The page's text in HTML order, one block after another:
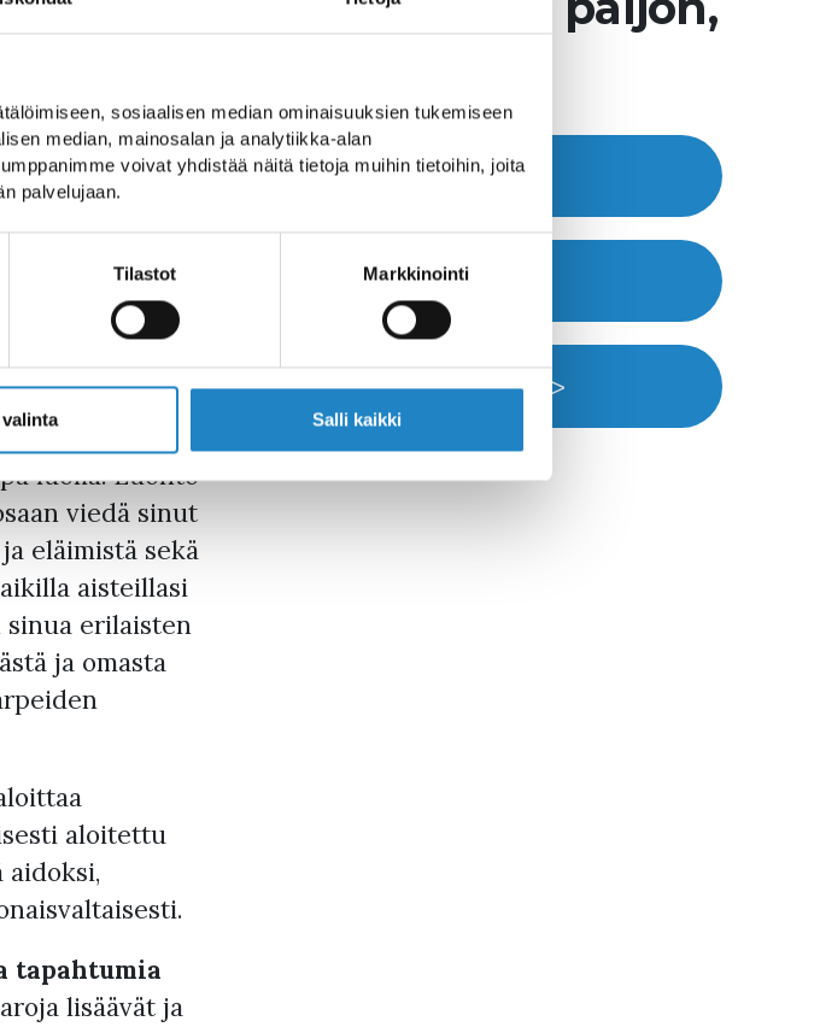
sosiaalisen median ominaisuuksien tukemiseen
median, mainosalan ja analytiikka-alan
voivat yhdistää näitä tietoja muihin tietoihin, joita
palvelujaan.
Tilastot Markkinointi
Salli kaikki
henkilökohtaisesti?
hormonien
laskemaan
Karjalan
luolia. Luonto-
viedä sinut
eläimistä sekä
aisteillasi
sinua erilaisten
ja omasta
aloitettu
tapahtumia
lisäävät ja
Nettisivut >>
Soita >>
Sähköposti >>